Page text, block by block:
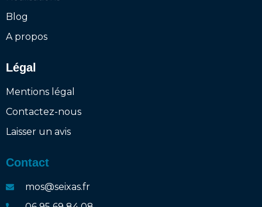
Blog
A propos
Légal
Mentions légal
Contactez-nous
Laisser un avis
Contact
mos@seixas.fr